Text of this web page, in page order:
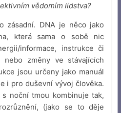
vědomím lidstva?
zásadní. DNA je něco jako
která sama o sobě nic
informace, instrukce či
nebo změny ve stávajících
jsou určeny jako manuál
i pro duševní vývoj člověka.
noční tmou kombinuje tak,
(jako se to děje